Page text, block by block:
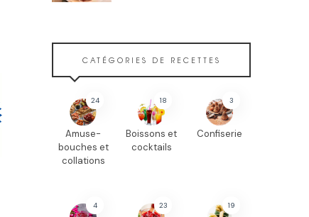
CATÉGORIES DE RECETTES
24
Amuse-
bouches et
collations
18
Boissons et
cocktails
3
Confiserie
4 23 19